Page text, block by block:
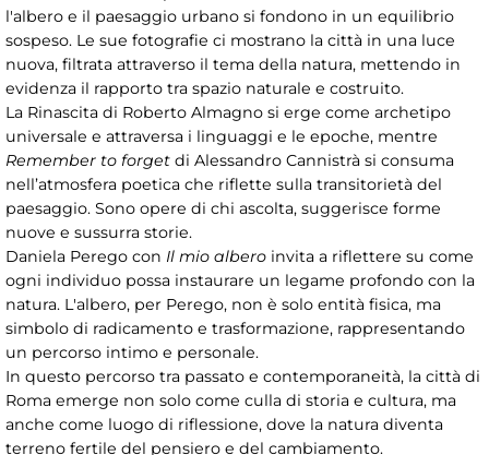
l'albero e il paesaggio urbano si fondono in un equilibrio
sospeso. Le sue fotografie ci mostrano la città in una luce
nuova, filtrata attraverso il tema della natura, mettendo in
evidenza il rapporto tra spazio naturale e costruito.
La Rinascita di Roberto Almagno si erge come archetipo
universale e attraversa i linguaggi e le epoche, mentre
Remember to forget di Alessandro Cannistrà si consuma
nell’atmosfera poetica che riflette sulla transitorietà del
paesaggio. Sono opere di chi ascolta, suggerisce forme
nuove e sussurra storie.
Daniela Perego con Il mio albero invita a riflettere su come
ogni individuo possa instaurare un legame profondo con la
natura. L'albero, per Perego, non è solo entità fisica, ma
simbolo di radicamento e trasformazione, rappresentando
un percorso intimo e personale.
In questo percorso tra passato e contemporaneità, la città di
Roma emerge non solo come culla di storia e cultura, ma
anche come luogo di riflessione, dove la natura diventa
terreno fertile del pensiero e del cambiamento.